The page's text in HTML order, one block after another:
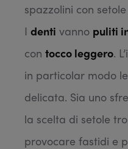
spazzolini con
I denti vanno puliti
con tocco leggero.
in particolar modo
delicata. Sia uno
la scelta di setole
provocare fastidi e